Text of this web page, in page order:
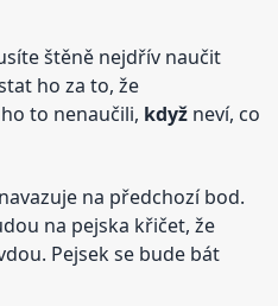
štěně nejdřív naučit
ho za to, že
to nenaučili, když neví, co
na předchozí bod.
na pejska křičet, že
Pejsek se bude bát